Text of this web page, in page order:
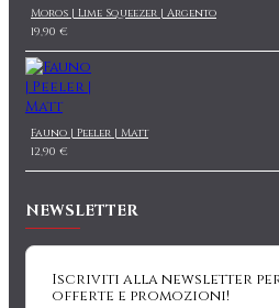
Moros | Lime Squeezer | Argento
19,90 €
Fauno | Peeler | Matt
12,90 €
NEWSLETTER
Iscriviti alla newsletter
offerte e promozioni!